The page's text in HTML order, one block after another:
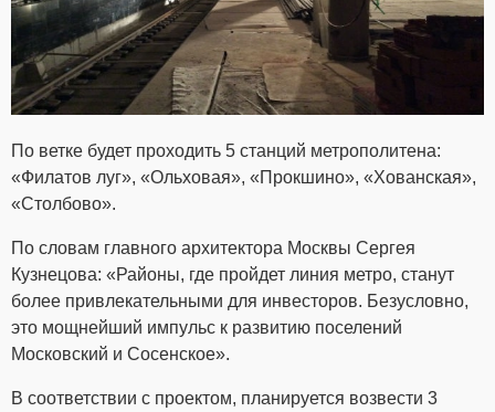
По ветке будет проходить 5 станций метрополитена:
«Филатов луг», «Ольховая», «Прокшино», «Хованская»,
«Столбово».
По словам главного архитектора Москвы Сергея
Кузнецова: «Районы, где пройдет линия метро, станут
более привлекательными для инвесторов. Безусловно,
это мощнейший импульс к развитию поселений
Московский и Сосенское».
В соответствии с проектом, планируется возвести 3